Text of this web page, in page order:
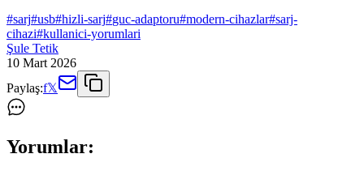
#sarj#usb#hizli-sarj#guc-adaptoru#modern-cihazlar#sarj-
cihazi#kullanici-yorumlari
Şule Tetik
10 Mart 2026
Paylaş:f𝕏
Yorumlar: